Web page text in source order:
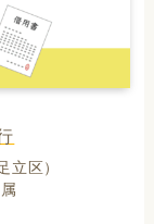
立区）